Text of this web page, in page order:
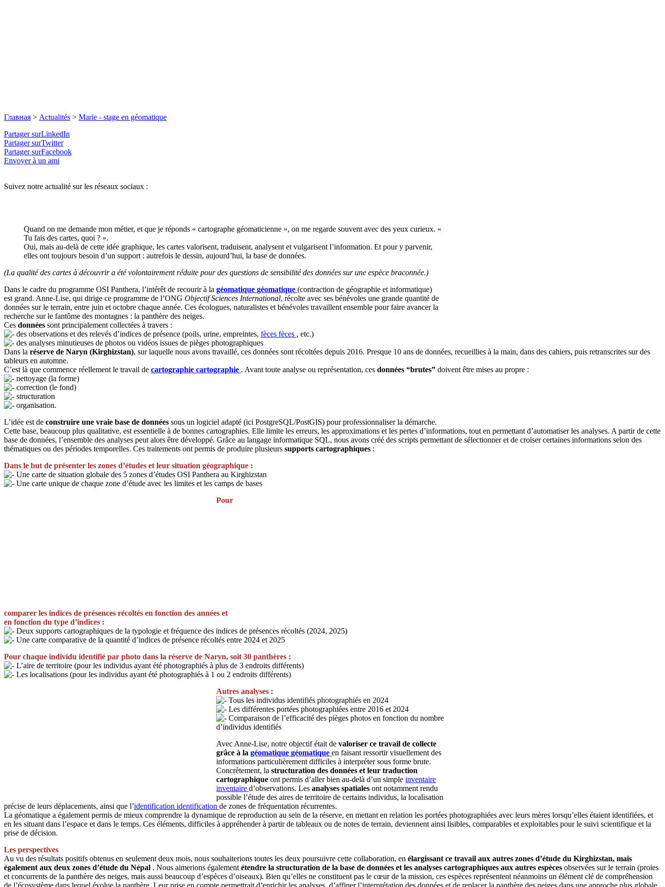
Главная > Actualités > Marie - stage en géomatique
Partager surLinkedIn
Partager surTwitter
Partager surFacebook
Envoyer à un ami
Suivez notre actualité sur les réseaux sociaux :
Quand on me demande mon métier, et que je réponds « cartographe géomaticienne », on me regarde souvent avec des yeux curieux. «
Tu fais des cartes, quoi ? ».
Oui, mais au-delà de cette idée graphique, les cartes valorisent, traduisent, analysent et vulgarisent l’information. Et pour y parvenir,
elles ont toujours besoin d’un support : autrefois le dessin, aujourd’hui, la base de données.
(La qualité des cartes à découvrir a été volontairement réduite pour des questions de sensibilité des données sur une espèce braconnée.)
Dans le cadre du programme OSI Panthera, l’intérêt de recourir à la géomatique géomatique (contraction de géographie et informatique)
est grand. Anne-Lise, qui dirige ce programme de l’ONG Objectif Sciences International, récolte avec ses bénévoles une grande quantité de
données sur le terrain, entre juin et octobre chaque année. Ces écologues, naturalistes et bénévoles travaillent ensemble pour faire avancer la
recherche sur le fantôme des montagnes : la panthère des neiges.
Ces données sont principalement collectées à travers :
des observations et des relevés d’indices de présence (poils, urine, empreintes, fèces fèces , etc.)
des analyses minutieuses de photos ou vidéos issues de pièges photographiques
Dans la réserve de Naryn (Kirghizstan), sur laquelle nous avons travaillé, ces données sont récoltées depuis 2016. Presque 10 ans de données, recueillies à la main, dans des cahiers, puis retranscrites sur des
tableurs en automne.
C’est là que commence réellement le travail de cartographie cartographie . Avant toute analyse ou représentation, ces données “brutes” doivent être mises au propre :
nettoyage (la forme)
correction (le fond)
structuration
organisation.
L’idée est de construire une vraie base de données sous un logiciel adapté (ici PostgreSQL/PostGIS) pour professionnaliser la démarche.
Cette base, beaucoup plus qualitative, est essentielle à de bonnes cartographies. Elle limite les erreurs, les approximations et les pertes d’informations, tout en permettant d’automatiser les analyses. A partir de cette
base de données, l’ensemble des analyses peut alors être développé. Grâce au langage informatique SQL, nous avons créé des scripts permettant de sélectionner et de croiser certaines informations selon des
thématiques ou des périodes temporelles. Ces traitements ont permis de produire plusieurs supports cartographiques :
Dans le but de présenter les zones d’études et leur situation géographique :
Une carte de situation globale des 5 zones d’études OSI Panthera au Kirghizstan
Une carte unique de chaque zone d’étude avec les limites et les camps de bases
Pour
comparer les indices de présences récoltés en fonction des années et
en fonction du type d’indices :
Deux supports cartographiques de la typologie et fréquence des indices de présences récoltés (2024, 2025)
Une carte comparative de la quantité d’indices de présence récoltés entre 2024 et 2025
Pour chaque individu identifié par photo dans la réserve de Naryn, soit 30 panthères :
L’aire de territoire (pour les individus ayant été photographiés à plus de 3 endroits différents)
Les localisations (pour les individus ayant été photographiés à 1 ou 2 endroits différents)
Autres analyses :
Tous les individus identifiés photographiés en 2024
Les différentes portées photographiées entre 2016 et 2024
Comparaison de l’efficacité des pièges photos en fonction du nombre
d’individus identifiés
Avec Anne-Lise, notre objectif était devaloriser ce travail de collecte
grâce à lagéomatique géomatique en faisant ressortir visuellement des
informations particulièrement difficiles à interpréter sous forme brute.
Concrètement, la structuration des données et leur traduction
cartographique ont permis d’aller bien au-delà d’un simpleinventaire
inventaire d’observations. Lesanalyses spatiales ont notamment rendu
possible l’étude des aires de territoire de certains individus, la localisation
précise de leurs déplacements, ainsi que l’identification identification de zones de fréquentation récurrentes.
La géomatique a également permis de mieux comprendre la dynamique de reproduction au sein de la réserve, en mettant en relation les portées photographiées avec leurs mères lorsqu’elles étaient identifiées, et
en les situant dans l’espace et dans le temps. Ces éléments, difficiles à appréhender à partir de tableaux ou de notes de terrain, deviennent ainsi lisibles, comparables et exploitables pour le suivi scientifique et la
prise de décision.
Les perspectives
Au vu des résultats positifs obtenus en seulement deux mois, nous souhaiterions toutes les deux poursuivre cette collaboration, en élargissant ce travail aux autres zones d’étude du Kirghizstan, mais
également aux deux zones d’étude du Népal . Nous aimerions également étendre la structuration de la base de données et les analyses cartographiques aux autres espèces observées sur le terrain (proies
et concurrents de la panthère des neiges, mais aussi beaucoup d’espèces d’oiseaux). Bien qu’elles ne constituent pas le cœur de la mission, ces espèces représentent néanmoins un élément clé de compréhension
de l’écosystème dans lequel évolue la panthère. Leur prise en compte permettrait d’enrichir les analyses, d’affiner l’interprétation des données et de replacer la panthère des neiges dans une approche plus globale